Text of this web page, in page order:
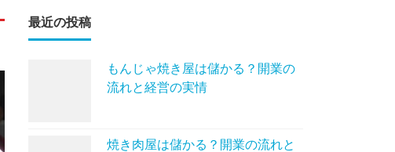
最近の投稿
もんじゃ焼き屋は儲かる？開業の
流れと経営の実情
焼き肉屋は儲かる？開業の流れと